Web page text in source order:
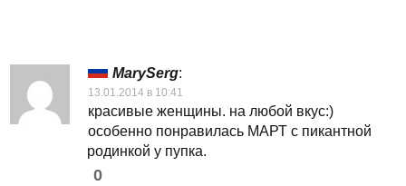
MarySerg:
13.01.2014 в 10:41
красивые женщины. на любой вкус:)
особенно понравилась МАРТ с пикантной
родинкой у пупка.
0